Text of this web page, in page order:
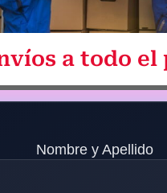
a todo el
Nombre y Apellido